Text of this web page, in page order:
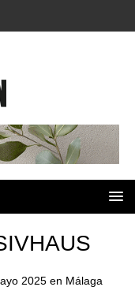
2025 en Málaga